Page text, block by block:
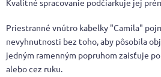
Kvalitné spracovanie podčiarkuje jej
Priestranné vnútro kabelky "Camila"
nevyhnutnosti bez toho, aby pôsobila
jedným ramenným popruhom zaisťuje
alebo cez ruku.